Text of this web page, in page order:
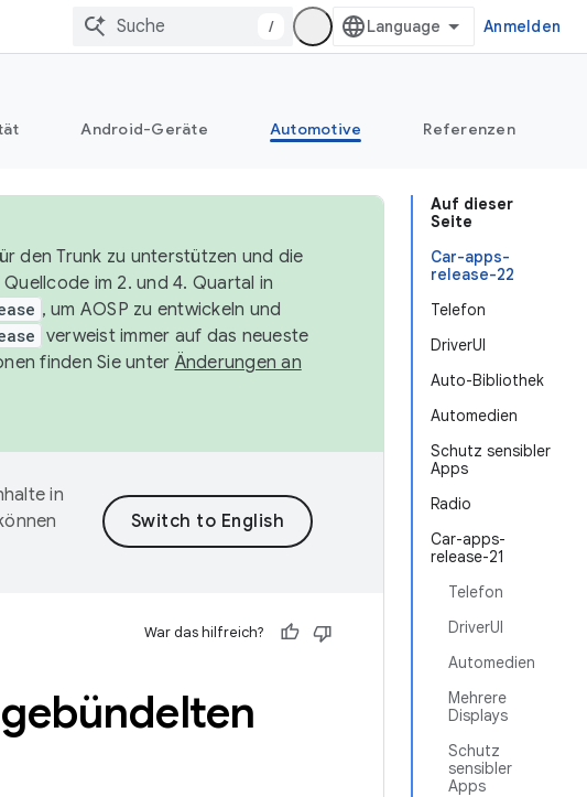
/ Anmelden
Android-Geräte Automotive Referenzen
Auf dieser
Seite
Car-apps-
release-22
Telefon
DriverUI
Auto-Bibliothek
Automedien
Schutz sensibler
Apps
Radio
Car-apps-
release-21
Telefon
DriverUI
Automedien
Mehrere
Displays
Schutz
sensibler
Apps
den Trunk zu unterstützen und die
im 2. und 4. Quartal in
, um AOSP zu entwickeln und
verweist immer auf das neueste
finden Sie unter Änderungen an
in
War das hilfreich?